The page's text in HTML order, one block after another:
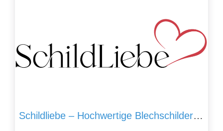
Schildliebe – Hochwertige Blechschilder und Akustikbilder